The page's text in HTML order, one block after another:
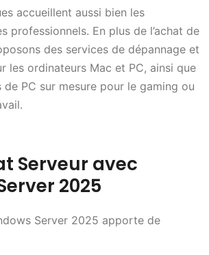
accueillent aussi bien les
professionnels. En plus de l’achat de
des services de dépannage et
les ordinateurs Mac et PC, ainsi que
PC sur mesure pour le gaming ou
Serveur avec
2025
Server 2025 apporte de